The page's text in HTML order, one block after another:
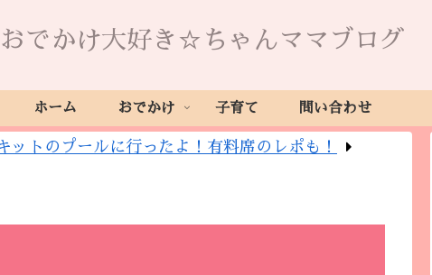
おでかけ大好き☆ちゃんママブログ
ホーム おでかけ 子育て 問い合わせ
ットのプールに行ったよ！有料席のレポも！